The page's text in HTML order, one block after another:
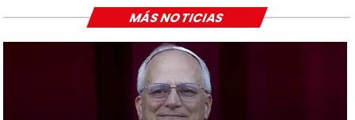
MÁS NOTICIAS